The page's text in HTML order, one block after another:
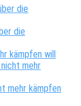
die
die
kämpfen will
mehr
mehr kämpfen